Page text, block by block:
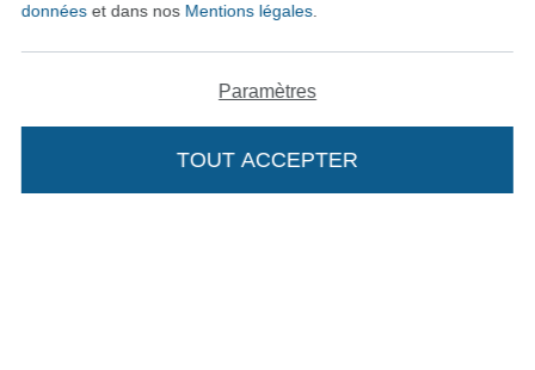
Ajouter à mon panier
donnéeset dans nos Mentions légales.
Paramètres
TOUT ACCEPTER